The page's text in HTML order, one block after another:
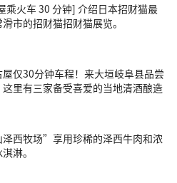
乘火车 30 分钟] 介绍日本招财猫最
市的招财猫招财猫展览。
屋仅30分钟车程！来大垣岐阜县品尝
里有三家备受喜爱的当地清酒酿造
西牧场”享用珍稀的泽西牛肉和浓
淋。